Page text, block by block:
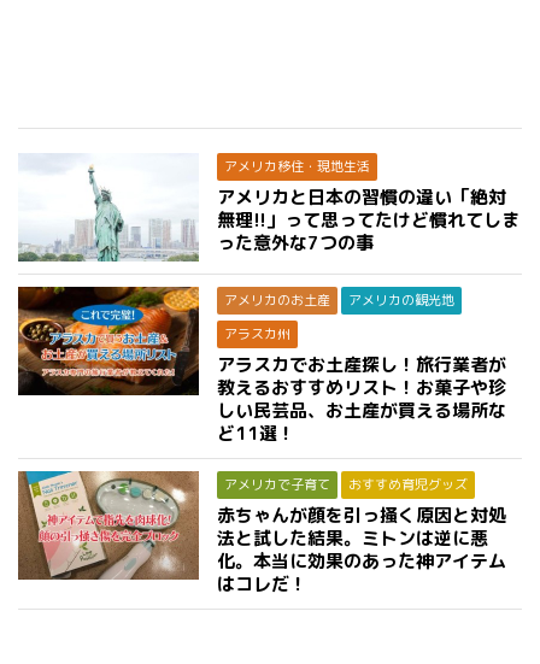
アメリカ移住・現地生活
アメリカと日本の習慣の違い「絶対
無理!!」って思ってたけど慣れてしま
った意外な7つの事
アメリカのお土産
アメリカの観光地
アラスカ州
アラスカでお土産探し！旅行業者が
教えるおすすめリスト！お菓子や珍
しい民芸品、お土産が買える場所な
ど11選！
アメリカで子育て おすすめ育児グッズ
赤ちゃんが顔を引っ掻く原因と対処
法と試した結果。ミトンは逆に悪
化。本当に効果のあった神アイテム
はコレだ！